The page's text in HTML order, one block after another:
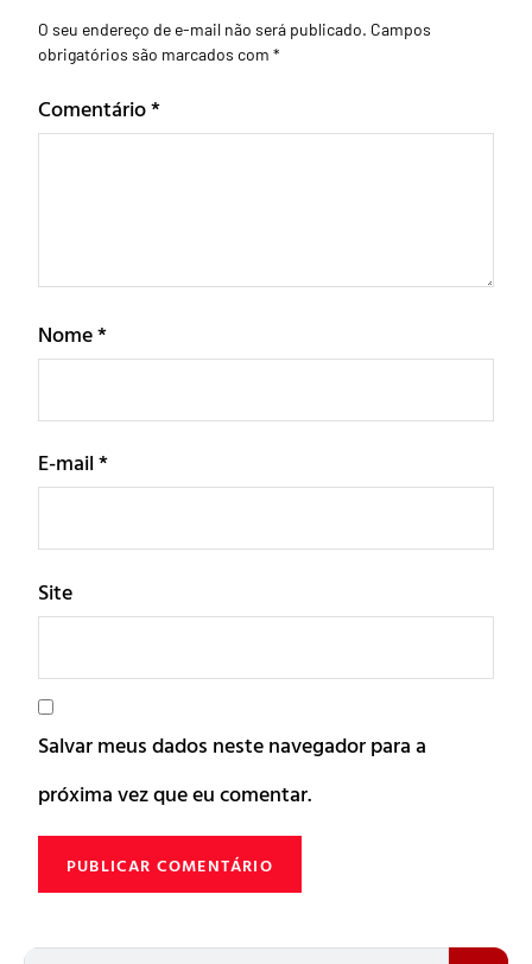
O seu endereço de e-mail não será publicado. Campos
obrigatórios são marcados com *
Comentário*
Nome*
E-mail*
Site
Salvar meus dados neste navegador para a
próxima vez que eu comentar.